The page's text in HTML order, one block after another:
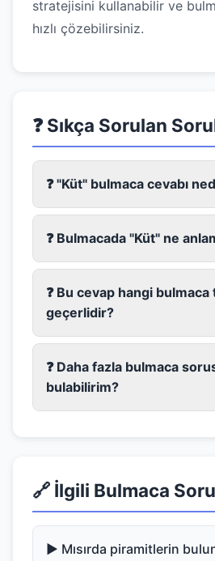
stratejisini kullanabilir ve
hızlı çözebilirsiniz.
❓ Sıkça Sorulan
❓ "Küt" bulmaca cevabı
❓ Bulmacada "Küt" ne
❓ Bu cevap hangi
geçerlidir?
❓ Daha fazla bulmaca
bulabilirim?
🔗 İlgili Bulmaca
▶️ Mısırda piramitlerin